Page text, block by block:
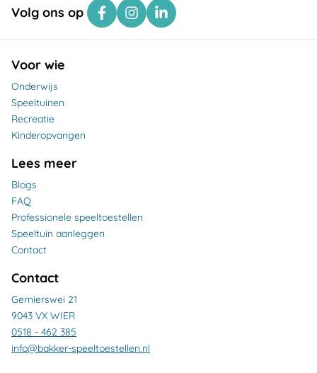
Volg ons op
Voor wie
Onderwijs
Speeltuinen
Recreatie
Kinderopvangen
Lees meer
Blogs
FAQ
Professionele speeltoestellen
Speeltuin aanleggen
Contact
Contact
Gernierswei 21
9043 VX WIER
0518 - 462 385
info@bakker-speeltoestellen.nl